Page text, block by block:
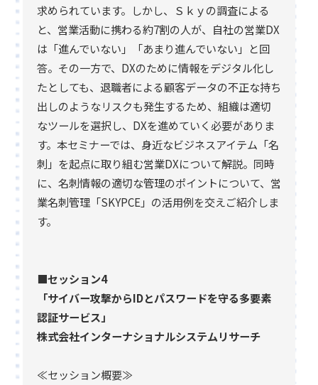
求められています。しかし、Ｓｋｙの調査による
と、営業活動に携わる約7割の人が、自社の営業DX
は「進んでいない」「あまり進んでいない」と回
答。その一方で、DXのために情報をデジタル化し
たとしても、退職者による顧客データの不正な持ち
出しのようなリスクも発生するため、組織は適切
なツールを選択し、DXを進めていく必要がありま
す。本セミナーでは、身近なビジネスアイテム「名
刺」を起点に取り組む営業DXについて解説。同時
に、名刺情報の適切な管理のポイントについて、営
業名刺管理「SKYPCE」の活用例を交えご紹介しま
す。
■セッション4
「サイバー攻撃からIDとパスワードを守る多要素
認証サービス」
株式会社インターナショナルシステムリサーチ
≪セッション概要≫